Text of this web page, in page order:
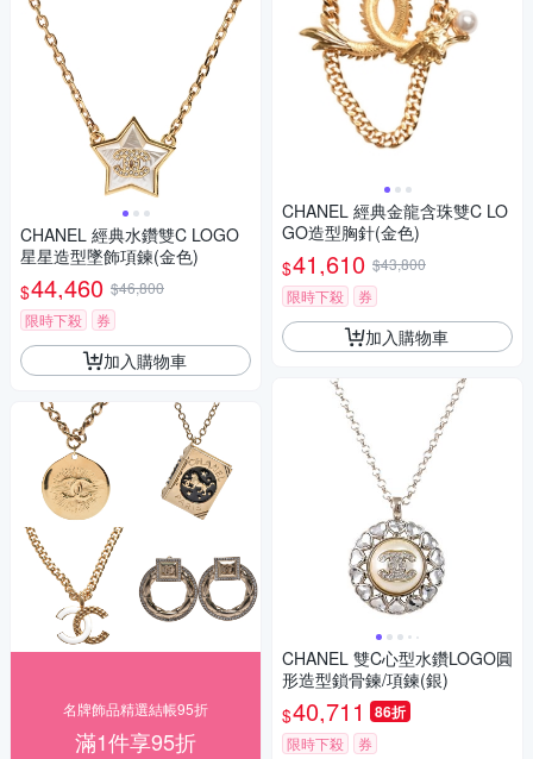
CHANEL 經典水鑽雙C LOGO
星星造型墜飾項鍊(金色)
$44,460 $46,800
限時下殺
券
加入購物車
名牌飾品精選結帳95折
滿1件享95折
CHANEL 經典金龍含珠雙C LO
GO造型胸針(金色)
$41,610 $43,800
限時下殺
券
加入購物車
CHANEL 雙C心型水鑽LOGO圓
形造型鎖骨鍊/項鍊(銀)
$40,711 86折
限時下殺 券